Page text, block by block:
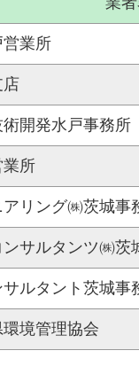
営業所
店
開発水戸事務所
業所
リング㈱茨城事
サルタンツ㈱茨
ルタント茨城事
環境管理協会